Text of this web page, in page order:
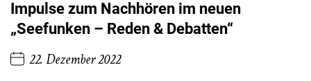
Impulse zum Nachhören im neuen
„Seefunken – Reden & Debatten“
22. Dezember 2022